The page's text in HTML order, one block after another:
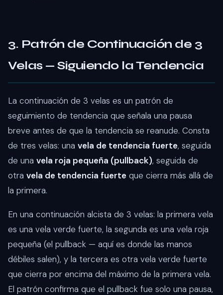
3. Patrón de Continuación de 3
Velas — Siguiendo la Tendencia
La continuación de 3 velas es un patrón de
seguimiento de tendencia que señala una pausa
breve antes de que la tendencia se reanude. Consta
de tres velas: una vela de tendencia fuerte, seguida
de una vela roja pequeña (pullback), seguida de
otra vela de tendencia fuerte que cierra más allá de
la primera.
En una continuación alcista de 3 velas: la primera vela
es una vela verde fuerte, la segunda es una vela roja
pequeña (el pullback — aquí es donde las manos
débiles salen), y la tercera es otra vela verde fuerte
que cierra por encima del máximo de la primera vela.
El patrón confirma que el pullback fue solo una pausa,